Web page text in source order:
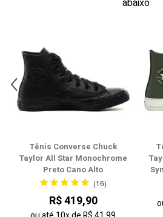
43
44
Tênis Converse Chuck
Taylor All Star Monochrome
Preto Cano Alto
(16)
R$ 419,90